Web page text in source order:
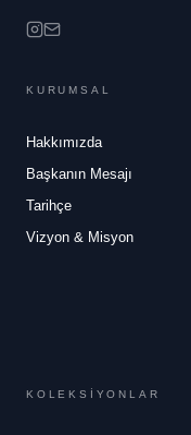
KURUMSAL
Hakkımızda
Başkanın Mesajı
Tarihçe
Vizyon & Misyon
KOLEKSİYONLAR